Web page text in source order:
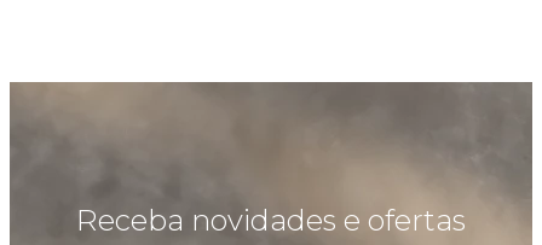
Receba novidades e ofertas